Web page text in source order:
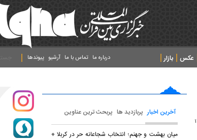
عکس
بازار
پیوندها آرشیو تماس با ما درباره ما
آخرین اخبار پربازدید ها پربحث ترین عناوین
میان بهشت و جهنم؛ انتخاب شجاعانه حر در کربلا +